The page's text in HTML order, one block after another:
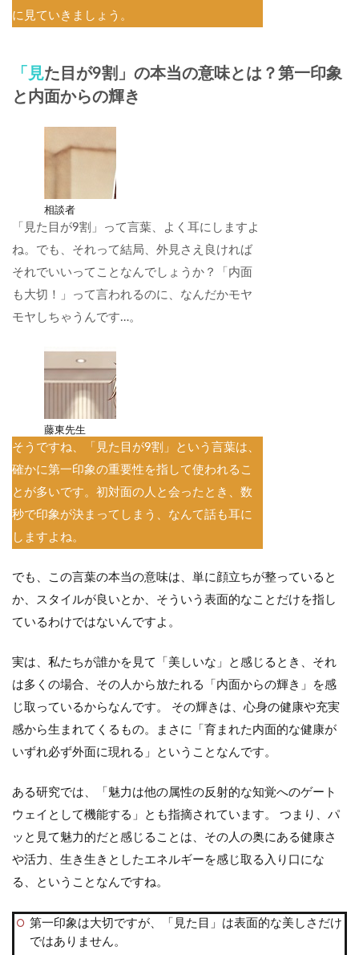
に見ていきましょう。
「見た目が9割」の本当の意味とは？第一印象
と内面からの輝き
相談者
「見た目が9割」って言葉、よく耳にしますよ
ね。でも、それって結局、外見さえ良ければ
それでいいってことなんでしょうか？「内面
も大切！」って言われるのに、なんだかモヤ
モヤしちゃうんです…。
藤東先生
そうですね、「見た目が9割」という言葉は、
確かに第一印象の重要性を指して使われるこ
とが多いです。初対面の人と会ったとき、数
秒で印象が決まってしまう、なんて話も耳に
しますよね。
でも、この言葉の本当の意味は、単に顔立ちが整っていると
か、スタイルが良いとか、そういう表面的なことだけを指し
ているわけではないんですよ。
実は、私たちが誰かを見て「美しいな」と感じるとき、それ
は多くの場合、その人から放たれる「内面からの輝き」を感
じ取っているからなんです。 その輝きは、心身の健康や充実
感から生まれてくるもの。まさに「育まれた内面的な健康が
いずれ必ず外面に現れる」ということなんです。
ある研究では、「魅力は他の属性の反射的な知覚へのゲート
ウェイとして機能する」とも指摘されています。 つまり、パ
ッと見て魅力的だと感じることは、その人の奥にある健康さ
や活力、生き生きとしたエネルギーを感じ取る入り口にな
る、ということなんですね。
第一印象は大切ですが、「見た目」は表面的な美しさだけ
ではありません。